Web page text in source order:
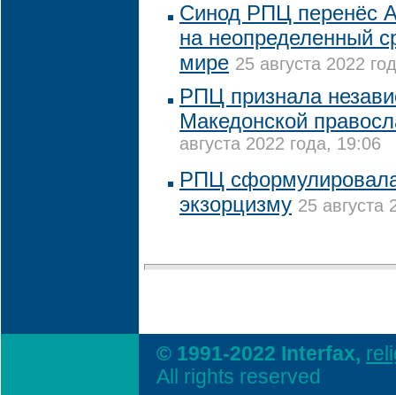
Синод РПЦ перенёс
на неопределенный
мире 25 августа 2022
РПЦ признала
Македонской
августа 2022 года, 19:06
РПЦ
экзорцизму 25 августа
© 1991-2022 Interfax,
All rights reserved